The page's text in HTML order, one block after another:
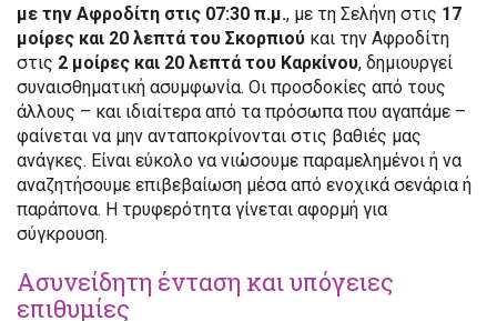
με την Αφροδίτη στις 07:30 π.μ., με τη Σελήνη στις 17
μοίρες και 20 λεπτά του Σκορπιού και την Αφροδίτη
στις 2 μοίρες και 20 λεπτά του Καρκίνου, δημιουργεί
συναισθηματική ασυμφωνία. Οι προσδοκίες από τους
άλλους – και ιδιαίτερα από τα πρόσωπα που αγαπάμε –
φαίνεται να μην ανταποκρίνονται στις βαθιές μας
ανάγκες. Είναι εύκολο να νιώσουμε παραμελημένοι ή να
αναζητήσουμε επιβεβαίωση μέσα από ενοχικά σενάρια ή
παράπονα. Η τρυφερότητα γίνεται αφορμή για
σύγκρουση.
Ασυνείδητη ένταση και υπόγειες
επιθυμίες